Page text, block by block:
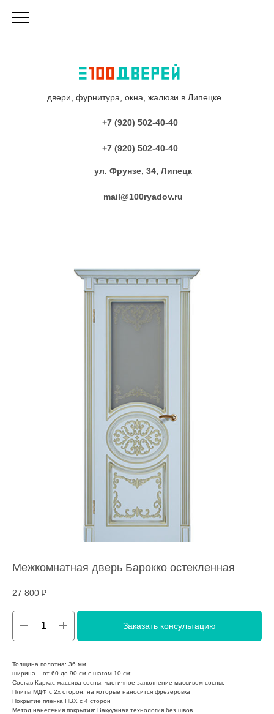
двери, фурнитура, окна, жалюзи в Липецке
+7 (920) 502-40-40
+7 (920) 502-40-40
ул. Фрунзе, 34, Липецк
mail@100ryadov.ru
Межкомнатная дверь Барокко остекленная
27 800 ₽
Заказать консультацию
Толщина полотна: 36 мм.
ширина – от 60 до 90 см с шагом 10 см;
Состав Каркас массива сосны, частичное заполнение массивом сосны.
Плиты МДФ с 2х сторон, на которые наносится фрезеровка
Покрытие пленка ПВХ с 4 сторон
Метод нанесения покрытия: Вакуумная технология без швов.